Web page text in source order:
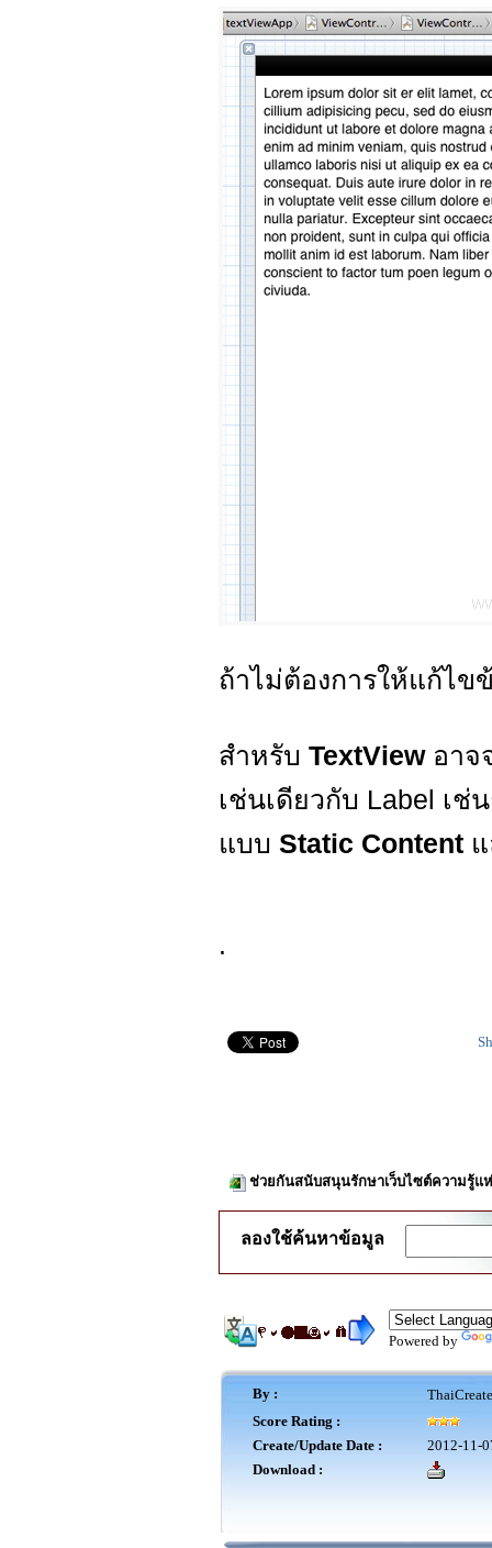
ถ้าไม่ต้องการให้แก้ไ
สำหรับ TextView อาจ
เช่นเดียวกับ Label เช่
แบบ Static Content
.
ช่วยกันสนับสนุนรักษาเว็บไซต์ความรู้แ
ลองใช้ค้นหาข้อมูล
Powered by
By :
Score Rating :
Create/Update Date :
2012-11-
Download :